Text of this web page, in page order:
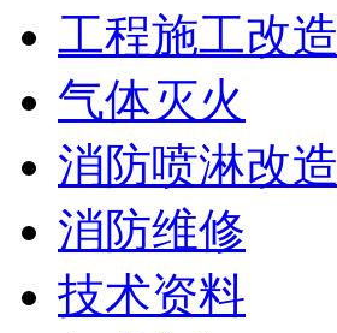
工程施工改造
气体灭火
消防喷淋改造
消防维修
技术资料